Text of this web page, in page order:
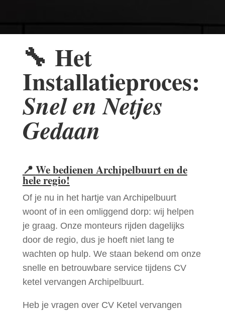
🔧 Het
Installatieproces:
Snel en Netjes
Gedaan
📍 We bedienen Archipelbuurt en de
hele regio!
Of je nu in het hartje van Archipelbuurt
woont of in een omliggend dorp: wij helpen
je graag. Onze monteurs rijden dagelijks
door de regio, dus je hoeft niet lang te
wachten op hulp. We staan bekend om onze
snelle en betrouwbare service tijdens CV
ketel vervangen Archipelbuurt.
Heb je vragen over CV Ketel vervangen